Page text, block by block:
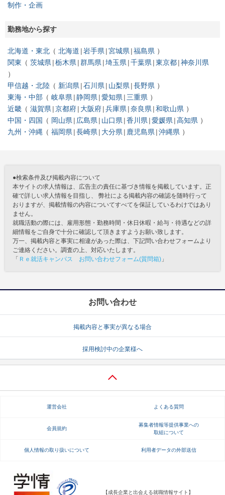
制作・企画
勤務地から探す
北海道・東北 北海道 岩手県 宮城県 福島県
関東
茨城県 栃木県 群馬県 埼玉県 千葉県 東京都 神奈川県
甲信越・北陸 新潟県 石川県 山梨県 長野県
東海・中部
岐阜県 静岡県 愛知県
三重県
近畿
滋賀県 京都府 大阪府 兵庫県 奈良県 和歌山県
中国・四国
岡山県 広島県 山口県 香川県 愛媛県 高知県
九州・沖縄
福岡県 長崎県 大分県 鹿児島県 沖縄県
●検索条件及び掲載内容について
本サイトの求人情報は、広告主の責任に基づき情報を掲載しています。正
確で詳しい求人情報を目指し、 弊社による掲載内容の確認を随時行って
おりますが、掲載情報の内容についてすべてを保証しているわけではあり
ません。
就職活動の際には、雇用形態・勤務時間・休日休暇・給与・待遇などの詳
細情報をご自身で十分に確認して頂きますようお願い致します。
万一、掲載内容と事実に相違があった際は、下記問い合わせフォームより
ご連絡ください。調査の上、対応いたします。
「 Ｒｅ就活キャンパス お問い合わせフォーム(質問箱) 」
お問い合わせ
掲載内容と事実が異なる場合
採用検討中の企業様へ
運営会社 よくある質問
会員規約
募集者情報等提供事業への
取組について
個人情報の取り扱いについて 利用者データの外部送信
【成長企業と出会える就職情報サイト】